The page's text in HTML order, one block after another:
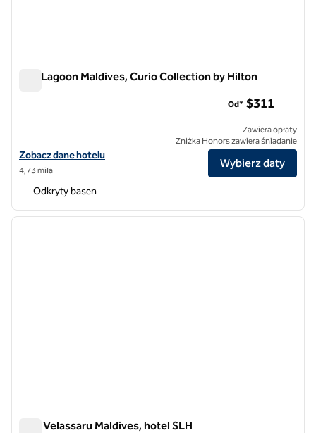
SAii Lagoon Maldives, Curio Collection by Hilton
Zobacz szczegóły hotelu SAii Lagoon Maldives, Curio Collection by
Zobacz dane hotelu
4,73 mila
Od* $311
Zawiera opłaty
Zniżka Honors zawiera śniadanie
Wybierz daty
Odkryty basen
1 z 6
Niva Velassaru Maldives, hotel SLH